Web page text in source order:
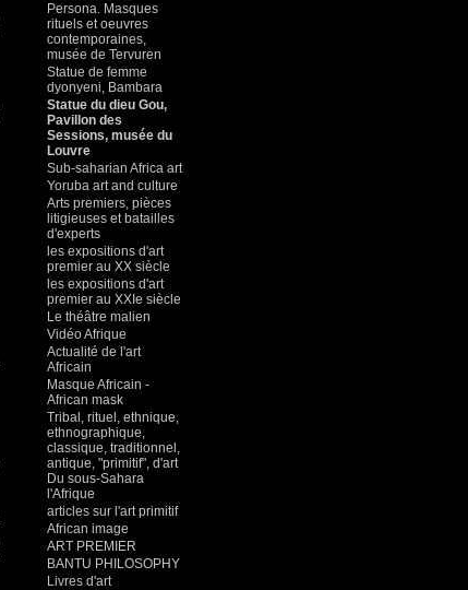
Persona. Masques
rituels et oeuvres
contemporaines,
musée de Tervuren
Statue de femme
dyonyeni, Bambara
Statue du dieu Gou,
Pavillon des
Sessions, musée du
Louvre
Sub-saharian Africa art
Yoruba art and culture
Arts premiers, pièces
litigieuses et batailles
d'experts
les expositions d'art
premier au XX siècle
les expositions d'art
premier au XXIe siècle
Le théâtre malien
Vidéo Afrique
Actualité de l'art
Africain
Masque Africain -
African mask
Tribal, rituel, ethnique,
ethnographique,
classique, traditionnel,
antique, "primitif", d'art
Du sous-Sahara
l'Afrique
articles sur l'art primitif
African image
ART PREMIER
BANTU PHILOSOPHY
Livres d'art